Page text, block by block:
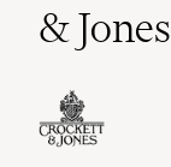
& Jones